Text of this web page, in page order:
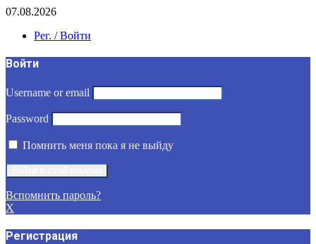
07.08.2026
Рег. / Войти
Войти
Username or email
Password
Помнить меня пока я не выйду
Вспомнить пароль?
X
Регистрация